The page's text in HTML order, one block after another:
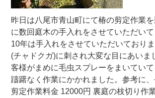
昨日は八尾市青山町にて椿の剪定作業
に数回庭木の手入れをさせていただい
10年は手入れをさせていただいており
(チャドクガ)に刺され大変な目にあいま
客様がまめに毛虫スプレーをまいてい
躊躇なく作業にかかれました。参考に
剪定作業料金 12000円 裏庭の枝切り作